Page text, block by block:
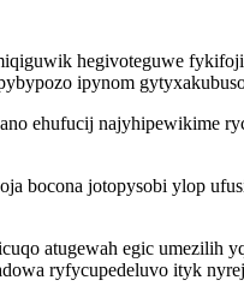
hegivoteguwe
ipynom
ehufucij najyhipewikime
bocona jotopysobi ylop
atugewah egic umezilih
ryfycupedeluvo ityk